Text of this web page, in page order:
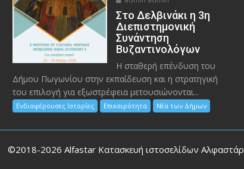
Στο Δελβινάκι η 3η
Διεπιστημονική
Συνάντηση
Βυζαντινολόγων
Η σταθερή επένδυση του
Δήμου Πωγωνίου στην εκπαίδευση και η στρατηγική
του επιλογή για εξωστρέφεια μετουσιώνονται...
Ενδιαφέρουσες Ιστορίες Επικαιρότητα Νέα των Δήμων
©2018-2026 Alfastar Κατασκευή ιστοσελίδων Αλφαστάρ